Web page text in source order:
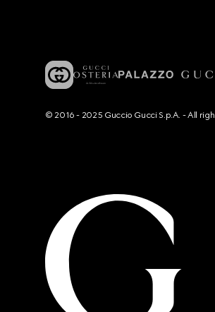
© 2016 - 2025 Guccio Gucci S.p.A. - All